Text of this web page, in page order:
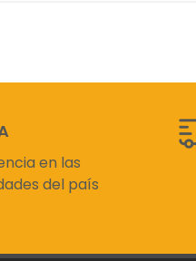
en las
del país